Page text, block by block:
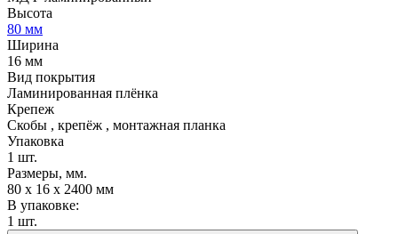
Высота
80 мм
Ширина
16 мм
Вид покрытия
Ламинированная плёнка
Крепеж
Скобы , крепёж , монтажная планка
Упаковка
1 шт.
Размеры, мм.
80 х 16 х 2400 мм
В упаковке:
1 шт.